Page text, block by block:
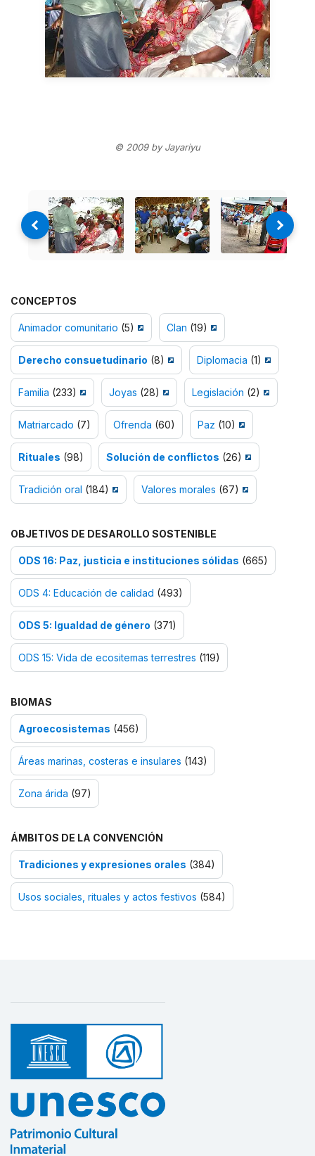
© 2009 by Jayariyu
CONCEPTOS
Animador comunitario (5) Clan (19)
Derecho consuetudinario (8) Diplomacia (1)
Familia (233) Joyas (28) Legislación (2)
Matriarcado (7) Ofrenda (60) Paz (10)
Rituales (98) Solución de conflictos (26)
Tradición oral (184) Valores morales (67)
OBJETIVOS DE DESAROLLO SOSTENIBLE
ODS 16: Paz, justicia e instituciones sólidas (665)
ODS 4: Educación de calidad (493)
ODS 5: Igualdad de género (371)
ODS 15: Vida de ecositemas terrestres (119)
BIOMAS
Agroecosistemas (456)
Áreas marinas, costeras e insulares (143)
Zona árida (97)
ÁMBITOS DE LA CONVENCIÓN
Tradiciones y expresiones orales (384)
Usos sociales, rituales y actos festivos (584)